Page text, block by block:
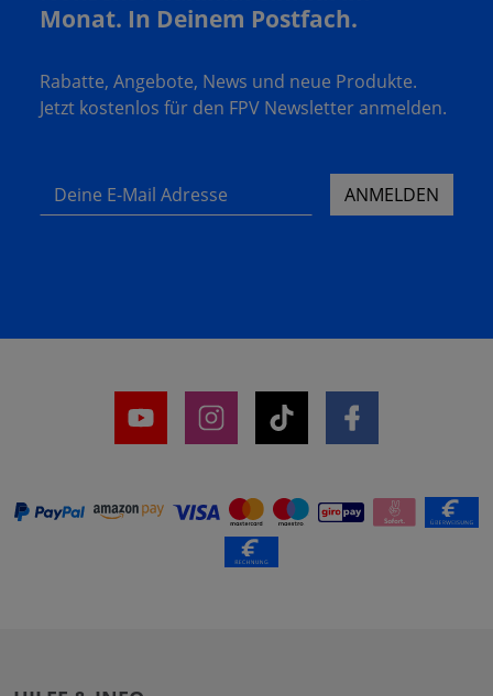
Monat. In Deinem Postfach.
Rabatte, Angebote, News und neue Produkte.
Jetzt kostenlos für den FPV Newsletter anmelden.
Deine E-Mail Adresse ANMELDEN